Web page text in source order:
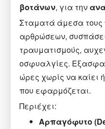
βοτάνων, για την
Σταματά άμεσα τους
αρθρώσεων,
τραυματισμούς,
οσφυαλγίες.
ώρες χωρίς να καίει
που εφαρμόζεται.
Περιέχει:
Αρπαγόφυτο